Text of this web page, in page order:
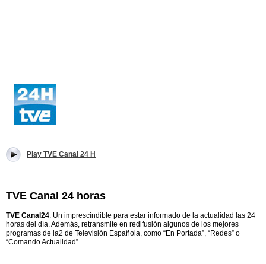
Play TVE Canal 24 H
TVE Canal 24 horas
TVE Canal24. Un imprescindible para estar informado de la actualidad las 24
horas del día. Además, retransmite en redifusión algunos de los mejores
programas de la2 de Televisión Española, como “En Portada”, “Redes” o
“Comando Actualidad”.